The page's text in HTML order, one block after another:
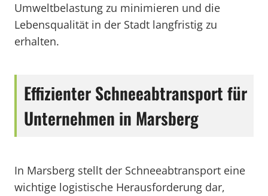
Umweltbelastung zu minimieren und die
Lebensqualität in der Stadt langfristig zu
erhalten.
Effizienter Schneeabtransport für
Unternehmen in Marsberg
In Marsberg stellt der Schneeabtransport eine
wichtige logistische Herausforderung dar,